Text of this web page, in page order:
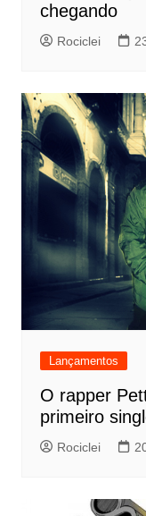
chegando
Rociclei
Lançamentos
O rapper
primeiro
Rociclei